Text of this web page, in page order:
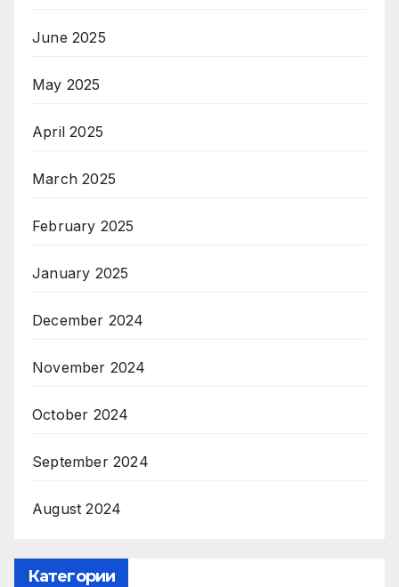
June 2025
May 2025
April 2025
March 2025
February 2025
January 2025
December 2024
November 2024
October 2024
September 2024
August 2024
Категории